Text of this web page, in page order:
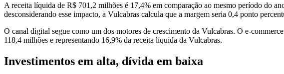
A receita líquida de R$ 701,2 milhões é 17,4% em comparação ao mesmo período do
desconsiderando esse impacto, a Vulcabras calcula que a margem seria 0,4 ponto
O canal digital segue como um dos motores de crescimento da Vulcabras. O e-
118,4 milhões e representando 16,9% da receita líquida da Vulcabras.
Investimentos em alta, dívida em baixa